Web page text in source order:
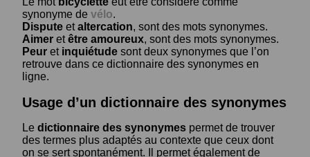
synonyme de vélo.
Dispute etaltercation, sont des mots synonymes.
Aimer etêtre amoureux, sont des mots synonymes.
Peur et inquiétude sont deux synonymes que l’on
retrouve dans ce dictionnaire des synonymes en
ligne.
Usage d’un dictionnaire des synonymes
Le dictionnaire des synonymes permet de trouver
des termes plus adaptés au contexte que ceux dont
on se sert spontanément. Il permet également de